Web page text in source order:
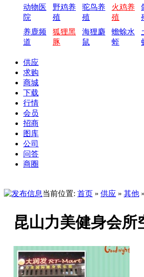
动物医
院
野鸡养
殖
驼鸟养
殖
火鸡养
殖
养鹿频
道
狐狸黑
豚
海狸麝
鼠
蟾蜍水
蛭
供应
求购
商城
下载
行情
会员
招商
图库
公司
问答
商圈
当前位置: 首页 » 供应 » 其他 »
昆山力美健身会